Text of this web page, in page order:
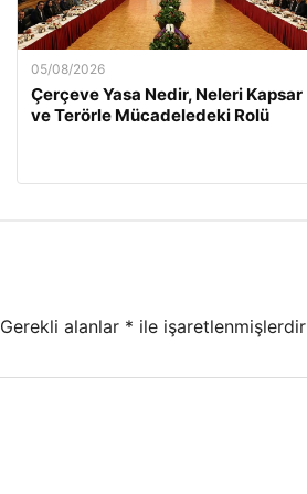
05/08/2026
Çerçeve Yasa Nedir, Neleri Kapsar
ve Terörle Mücadeledeki Rolü
Gerekli alanlar * ile işaretlenmişlerdir